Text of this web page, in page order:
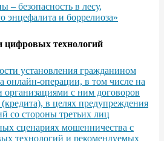
– безопасность в лесу,
энцефалита и боррелиоза»
цифровых технологий
установления гражданином
онлайн-операции, в том числе на
с ним договоров
(кредита), в целях предупреждения
со стороны третьих лиц
сценариях мошенничества с
технологий и рекомендуемых